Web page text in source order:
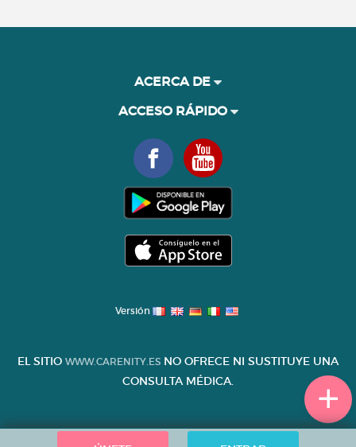
ACERCA DE
ACCESO RÁPIDO
Versión
EL SITIO WWW.CARENITY.ES NO OFRECE NI SUSTITUYE UNA
CONSULTA MÉDICA.